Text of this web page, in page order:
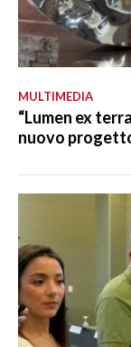
MULTIMEDIA
“Lumen ex
nuovo